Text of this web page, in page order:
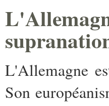
L'Allemagne
Son